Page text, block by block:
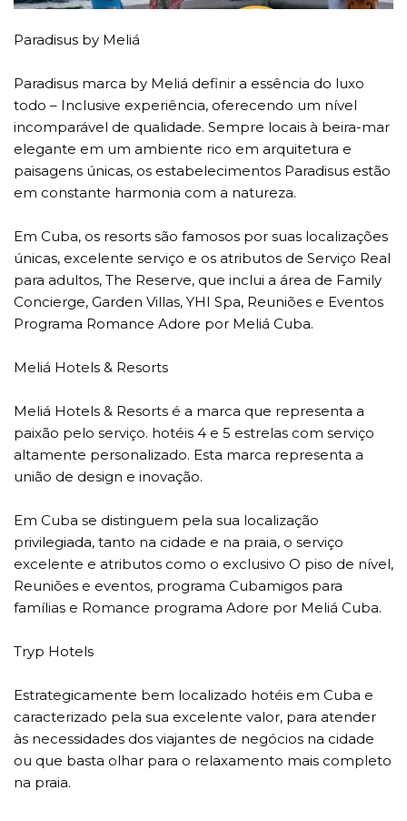
Paradisus by Meliá
Paradisus marca by Meliá definir a essência do luxo
todo – Inclusive experiência, oferecendo um nível
incomparável de qualidade. Sempre locais à beira-mar
elegante em um ambiente rico em arquitetura e
paisagens únicas, os estabelecimentos Paradisus estão
em constante harmonia com a natureza.
Em Cuba, os resorts são famosos por suas localizações
únicas, excelente serviço e os atributos de Serviço Real
para adultos, The Reserve, que inclui a área de Family
Concierge, Garden Villas, YHI Spa, Reuniões e Eventos
Programa Romance Adore por Meliá Cuba.
Meliá Hotels & Resorts
Meliá Hotels & Resorts é a marca que representa a
paixão pelo serviço. hotéis 4 e 5 estrelas com serviço
altamente personalizado. Esta marca representa a
união de design e inovação.
Em Cuba se distinguem pela sua localização
privilegiada, tanto na cidade e na praia, o serviço
excelente e atributos como o exclusivo O piso de nível,
Reuniões e eventos, programa Cubamigos para
famílias e Romance programa Adore por Meliá Cuba.
Tryp Hotels
Estrategicamente bem localizado hotéis em Cuba e
caracterizado pela sua excelente valor, para atender
às necessidades dos viajantes de negócios na cidade
ou que basta olhar para o relaxamento mais completo
na praia.